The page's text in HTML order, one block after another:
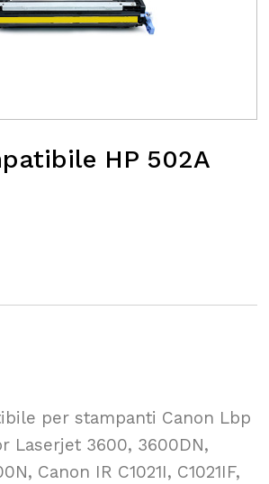
HP 502A
per stampanti Canon Lbp
Laserjet 3600, 3600DN,
Canon IR C1021I, C1021IF,